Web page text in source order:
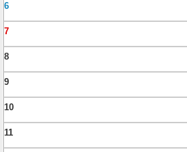
6
7
8
9
10
11